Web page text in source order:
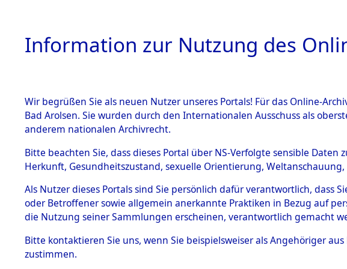
HOME BESTANDSBESCHREIBUNG
BESTÄNDE
Inhaftierungsdoku
mente
5. Verschiedenes
Todesmärsche
5.3.1 Alliierte
Auswertungen
Todesopfer und
→0120
Information zur Nutzung des
Wir begrüßen Sie als neuen Nutzer unseres Portals! Für das Online-
Bad Arolsen. Sie wurden durch den Internationalen Ausschuss als
anderem nationalen Archivrecht.
Bitte beachten Sie, dass dieses Portal über NS-Verfolgte sensible
Herkunft, Gesundheitszustand, sexuelle Orientierung,
Als Nutzer dieses Portals sind Sie persönlich dafür verantwortlich, dass
oder Betroffener sowie allgemein anerkannte Praktiken in Bezug auf
die Nutzung seiner Sammlungen erscheinen, verantwortlich gemacht
Bitte kontaktieren Sie uns, wenn Sie beispielsweiser als Angehöriger
zustimmen.